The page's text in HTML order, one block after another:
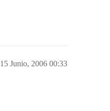
15 Junio, 2006 00:33